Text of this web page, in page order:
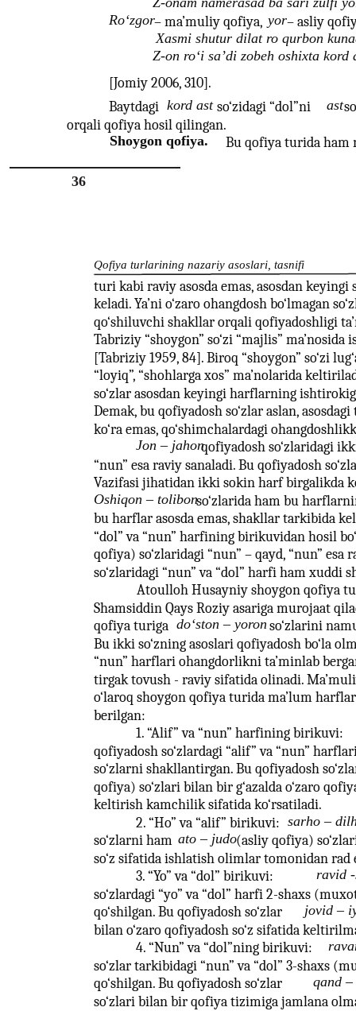
36
Ro‘zgor– ma’muliy qofiya, yor– asliy
Xasmi shutur dilat ro qurbon
Z-on ro‘i sa’di zobeh oshixta kord
[Jomiy 2006, 310].
Baytdagi kord ast so‘zidagi “dol”ni ast
orqali qofiya hosil qilingan.
Shoygon qofiya. Bu qofiya turida ham
Qofiya turlarining nazariy asoslari, tasnifi
turi kabi raviy asosda emas, asosdan
keladi. Ya’ni o‘zaro ohangdosh bo‘lmagan
qo‘shiluvchi shakllar orqali qofiyadoshligi
Tabriziy “shoygon” so‘zi “majlis”
[Tabriziy 1959, 84]. Biroq “shoygon” so‘zi
“loyiq”, “shohlarga xos” ma’nolarida
so‘zlar asosdan keyingi harflarning
Demak, bu qofiyadosh so‘zlar aslan,
ko‘ra emas, qo‘shimchalardagi
Jon – jahonqofiyadosh so‘zlaridagi
“nun” esa raviy sanaladi. Bu qofiyadosh
Vazifasi jihatidan ikki sokin harf birgalikda
Oshiqon – tolibonso‘zlarida ham bu
bu harflar asosda emas, shakllar tarkibida
“dol” va “nun” harfining birikuvidan hosil
qofiya) so‘zlaridagi “nun” – qayd, “nun” esa
so‘zlaridagi “nun” va “dol” harfi ham xuddi
Atoulloh Husayniy shoygon qofiya
Shamsiddin Qays Roziy asariga murojaat
qofiya turiga do‘ston – yoron so‘zlarini
Bu ikki so‘zning asoslari qofiyadosh bo‘la
“nun” harflari ohangdorlikni ta’minlab
tirgak tovush - raviy sifatida olinadi.
o‘laroq shoygon qofiya turida ma’lum
berilgan:
1. “Alif” va “nun” harfining birikuvi:
qofiyadosh so‘zlardagi “alif” va “nun”
so‘zlarni shakllantirgan. Bu qofiyadosh
qofiya) so‘zlari bilan bir g‘azalda o‘zaro
keltirish kamchilik sifatida ko‘rsatiladi.
2. “Ho” va “alif” birikuvi: sarho –
so‘zlarni ham ato – judo(asliy qofiya)
so‘z sifatida ishlatish olimlar tomonidan rad
3. “Yo” va “dol” birikuvi:
ravid
so‘zlardagi “yo” va “dol” harfi 2-shaxs
qo‘shilgan. Bu qofiyadosh so‘zlar
jovid –
bilan o‘zaro qofiyadosh so‘z sifatida
4. “Nun” va “dol”ning birikuvi:
so‘zlar tarkibidagi “nun” va “dol” 3-shaxs
qo‘shilgan. Bu qofiyadosh so‘zlar
qand –
so‘zlari bilan bir qofiya tizimiga jamlana